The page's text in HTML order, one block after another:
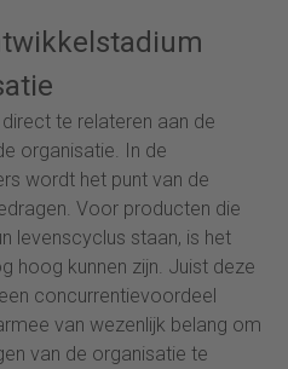
te relateren aan de
organisatie. In de
wordt het punt van de
Voor producten die
levenscyclus staan, is het
hoog kunnen zijn. Juist deze
concurrentievoordeel
van wezenlijk belang om
van de organisatie te